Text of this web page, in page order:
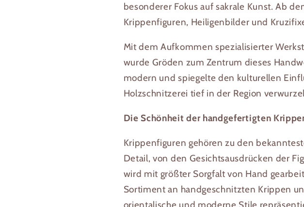
besonderer Fokus auf sakrale Kunst. Ab
Krippenfiguren, Heiligenbilder und
Mit dem Aufkommen spezialisierter
wurde Gröden zum Zentrum dieses
modern und spiegelte den kulturellen
Holzschnitzerei tief in der Region
Die Schönheit der handgefertigten
Krippenfiguren gehören zu den
Detail, von den Gesichtsausdrücken der
wird mit größter Sorgfalt von Hand
Sortiment an handgeschnitzten Krippen
orientalische und moderne Stile